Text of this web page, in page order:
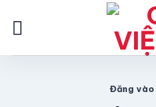
Đăng vào